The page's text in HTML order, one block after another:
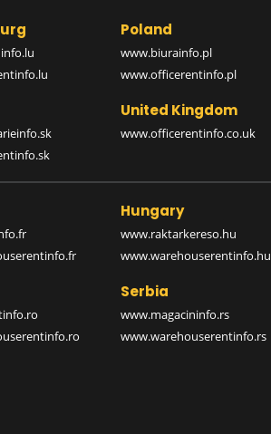
Poland
www.biurainfo.pl
www.officerentinfo.pl
United Kingdom
www.officerentinfo.co.uk
Hungary
www.raktarkereso.hu
www.warehouserentinfo.hu
Serbia
www.magacininfo.rs
www.warehouserentinfo.rs